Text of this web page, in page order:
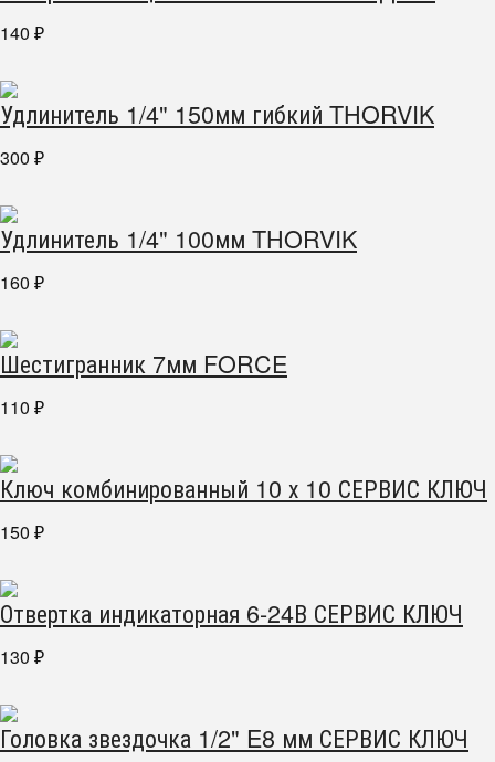
140 ₽
Удлинитель 1/4" 150мм гибкий THORVIK
300 ₽
Удлинитель 1/4" 100мм THORVIK
160 ₽
Шестигранник 7мм FORCE
110 ₽
Ключ комбинированный 10 х 10 СЕРВИС КЛЮЧ
150 ₽
Отвертка индикаторная 6-24В СЕРВИС КЛЮЧ
130 ₽
Головка звездочка 1/2" E8 мм СЕРВИС КЛЮЧ